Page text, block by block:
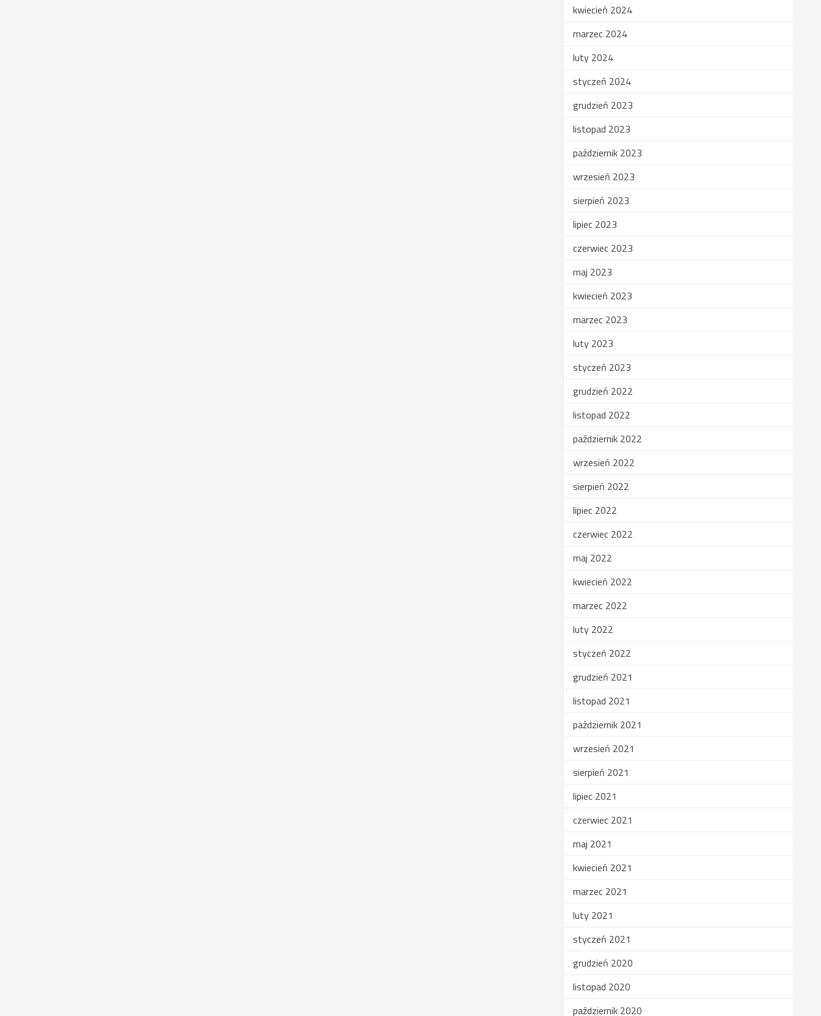
kwiecień 2024
marzec 2024
luty 2024
styczeń 2024
grudzień 2023
listopad 2023
październik 2023
wrzesień 2023
sierpień 2023
lipiec 2023
czerwiec 2023
maj 2023
kwiecień 2023
marzec 2023
luty 2023
styczeń 2023
grudzień 2022
listopad 2022
październik 2022
wrzesień 2022
sierpień 2022
lipiec 2022
czerwiec 2022
maj 2022
kwiecień 2022
marzec 2022
luty 2022
styczeń 2022
grudzień 2021
listopad 2021
październik 2021
wrzesień 2021
sierpień 2021
lipiec 2021
czerwiec 2021
maj 2021
kwiecień 2021
marzec 2021
luty 2021
styczeń 2021
grudzień 2020
listopad 2020
październik 2020